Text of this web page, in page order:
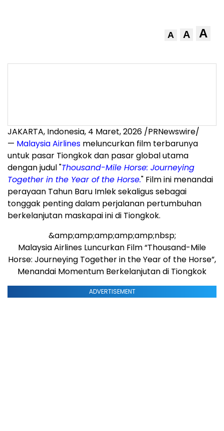
A A A
JAKARTA, Indonesia, 4 Maret, 2026 /PRNewswire/
— Malaysia Airlines meluncurkan film terbarunya
untuk pasar Tiongkok dan pasar global utama
dengan judul "Thousand-Mile Horse: Journeying
Together in the Year of the Horse." Film ini menandai
perayaan Tahun Baru Imlek sekaligus sebagai
tonggak penting dalam perjalanan pertumbuhan
berkelanjutan maskapai ini di Tiongkok.
&amp;amp;amp;amp;amp;nbsp;
Malaysia Airlines Luncurkan Film “Thousand-Mile
Horse: Journeying Together in the Year of the Horse”,
Menandai Momentum Berkelanjutan di Tiongkok
ADVERTISEMENT